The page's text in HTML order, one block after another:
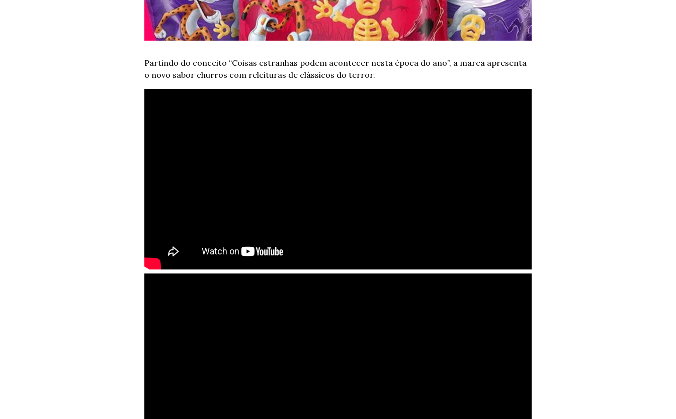
Partindo do conceito “Coisas estranhas podem acontecer nesta época do ano”, a marca apresenta
o novo sabor churros com releituras de clássicos do terror.